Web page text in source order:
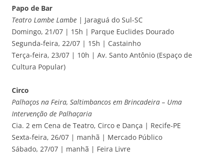
Papo de Bar
Teatro Lambe Lambe | Jaraguá do Sul-SC
Domingo, 21/07 | 15h | Parque Euclides Dourado
Segunda-feira, 22/07 | 15h | Castainho
Terça-feira, 23/07 | 10h | Av. Santo Antônio (Espaço de
Cultura Popular)
Circo
Palhaços na Feira, Saltimbancos em Brincadeira – Uma
Intervenção de Palhaçaria
Cia. 2 em Cena de Teatro, Circo e Dança | Recife-PE
Sexta-feira, 26/07 | manhã | Mercado Público
Sábado, 27/07 | manhã | Feira Livre